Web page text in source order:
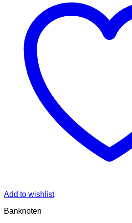
Add to wishlist
Banknoten